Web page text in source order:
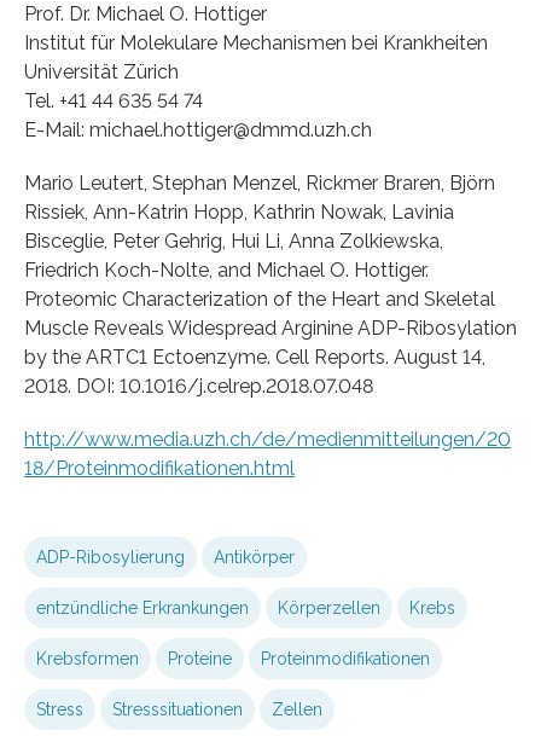
Prof. Dr. Michael O. Hottiger
Institut für Molekulare Mechanismen bei Krankheiten
Universität Zürich
Tel. +41 44 635 54 74
E-Mail: michael.hottiger@dmmd.uzh.ch
Mario Leutert, Stephan Menzel, Rickmer Braren, Björn
Rissiek, Ann-Katrin Hopp, Kathrin Nowak, Lavinia
Bisceglie, Peter Gehrig, Hui Li, Anna Zolkiewska,
Friedrich Koch-Nolte, and Michael O. Hottiger.
Proteomic Characterization of the Heart and Skeletal
Muscle Reveals Widespread Arginine ADP-Ribosylation
by the ARTC1 Ectoenzyme. Cell Reports. August 14,
2018. DOI: 10.1016/j.celrep.2018.07.048
http://www.media.uzh.ch/de/medienmitteilungen/20
18/Proteinmodifikationen.html
ADP-Ribosylierung Antikörper
entzündliche Erkrankungen Körperzellen Krebs
Krebsformen Proteine Proteinmodifikationen
Stress Stresssituationen Zellen